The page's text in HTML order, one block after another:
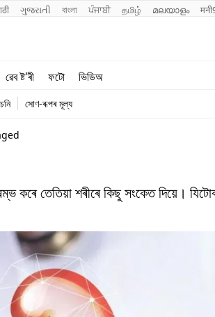
ગુજરાતી বাংলা ਪੰਜਾਬੀ தமிழ் മലയാളം
ৱেব ষ্ট'ৰী ফটো ভিডিঅ
সোণ-ৰূপৰ মূল্য
কৰে তেতিয়া শৰীৰে কিছু সংকেত দিয়ে।